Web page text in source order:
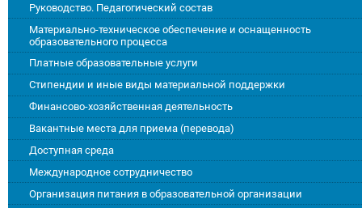
Руководство. Педагогический состав
Материально-техническое обеспечение и оснащенность
образовательного процесса
Платные образовательные услуги
Стипендии и иные виды материальной поддержки
Финансово-хозяйственная деятельность
Вакантные места для приема (перевода)
Доступная среда
Международное сотрудничество
Организация питания в образовательной организации